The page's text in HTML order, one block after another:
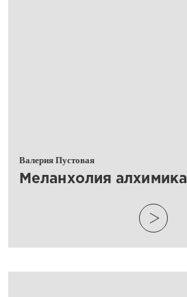
Валерия Пустовая
​Меланхолия алхимика